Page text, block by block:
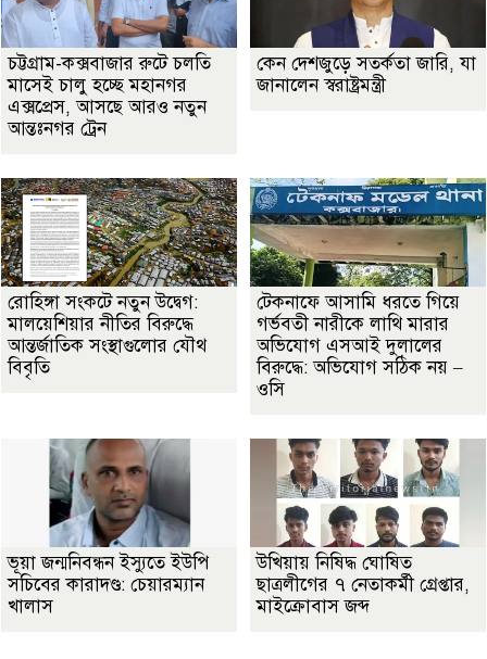
চট্টগ্রাম-কক্সবাজার রুটে চলতি
মাসেই চালু হচ্ছে মহানগর
এক্সপ্রেস, আসছে আরও নতুন
আন্তঃনগর ট্রেন
কেন দেশজুড়ে সতর্কতা জারি, যা
জানালেন স্বরাষ্ট্রমন্ত্রী
রোহিঙ্গা সংকটে নতুন উদ্বেগ:
মালয়েশিয়ার নীতির বিরুদ্ধে
আন্তর্জাতিক সংস্থাগুলোর যৌথ
বিবৃতি
টেকনাফে আসামি ধরতে গিয়ে
গর্ভবতী নারীকে লাথি মারার
অভিযোগ এসআই দুলালের
বিরুদ্ধে: অভিযোগ সঠিক নয় –
ওসি
ভূয়া জন্মনিবন্ধন ইস্যুতে ইউপি
সচিবের কারাদণ্ড: চেয়ারম্যান
খালাস
উখিয়ায় নিষিদ্ধ ঘোষিত
ছাত্রলীগের ৭ নেতাকর্মী গ্রেপ্তার,
মাইক্রোবাস জব্দ